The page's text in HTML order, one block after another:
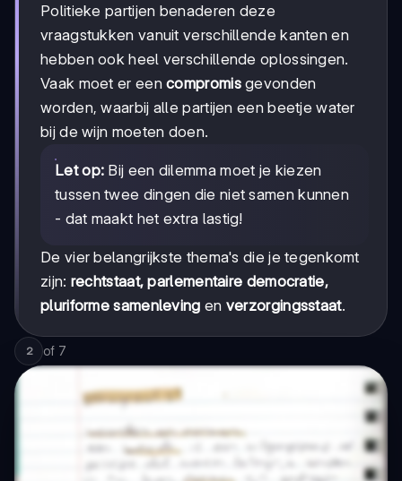
Politieke partijen benaderen deze
vraagstukken vanuit verschillende kanten en
hebben ook heel verschillende oplossingen.
Vaak moet er eencompromisgevonden
worden, waarbij alle partijen een beetje water
bij de wijn moeten doen.
Let op: Bij een dilemma moet je kiezen
tussen twee dingen die niet samen kunnen
- dat maakt het extra lastig!
De vier belangrijkste thema's die je tegenkomt
zijn: rechtstaat, parlementaire democratie,
pluriforme samenleving en verzorgingsstaat.
2 of 7